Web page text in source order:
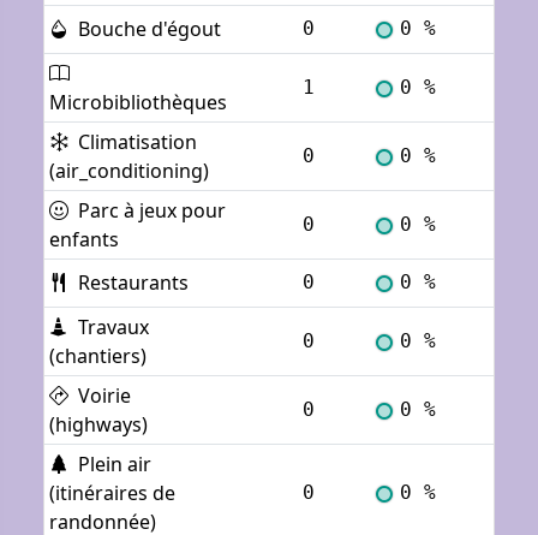
Bouche d'égout 0 0 %
Microbibliothèques
1 0 %
Climatisation
(air_conditioning)
0 0 %
Parc à jeux pour
enfants
0 0 %
Restaurants 0 0 %
Travaux
(chantiers)
0 0 %
Voirie
(highways)
0 0 %
Plein air
(itinéraires de
randonnée)
0 0 %